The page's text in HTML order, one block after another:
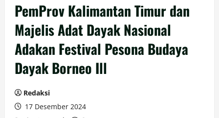
PemProv Kalimantan Timur dan
Majelis Adat Dayak Nasional
Adakan Festival Pesona Budaya
Dayak Borneo Ill
Redaksi
17 Desember 2024